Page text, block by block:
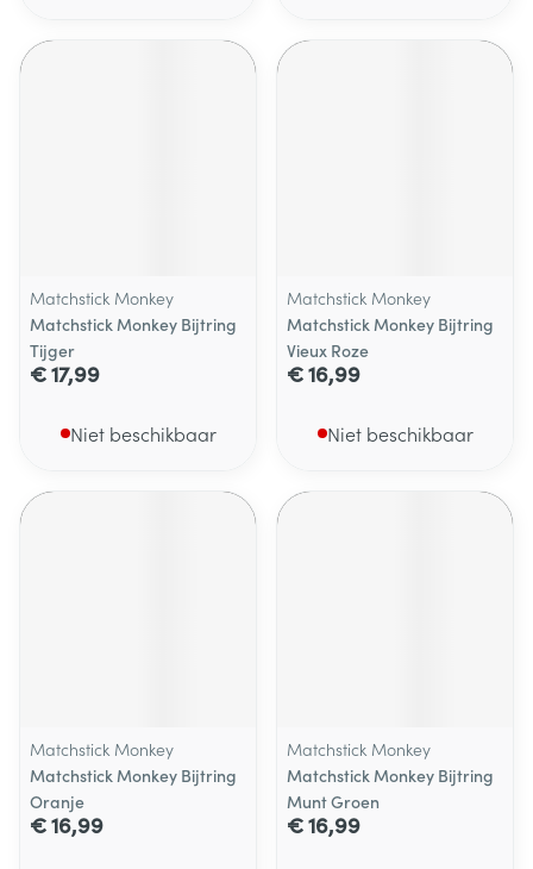
Matchstick Monkey
Matchstick Monkey Bijtring
Tijger
€ 17,99
Niet beschikbaar
Matchstick Monkey
Matchstick Monkey Bijtring
Vieux Roze
€ 16,99
Niet beschikbaar
Matchstick Monkey
Matchstick Monkey Bijtring
Oranje
€ 16,99
Matchstick Monkey
Matchstick Monkey Bijtring
Munt Groen
€ 16,99